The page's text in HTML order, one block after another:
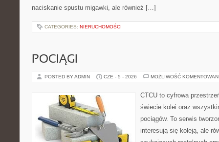
naciskanie spustu migawki, ale również […]
CATEGORIES: NIERUCHOMOŚCI
POCIĄGI
POSTED BY ADMIN CZE - 5 - 2026 MOŻLIWOŚĆ
CTCU to cyfrowa
świecie kolei oraz
pociągów. To serwis
interesują się koleją, ale